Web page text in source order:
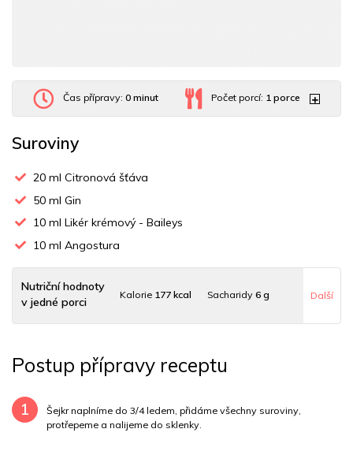
Čas přípravy: 0 minut Počet porcí: 1 porce
Suroviny
20 ml Citronová šťáva
50 ml Gin
10 ml Likér krémový - Baileys
10 ml Angostura
Nutriční hodnoty
v jedné porci
Kalorie 177 kcal Sacharidy 6 g
Uhlovodany 6 g Cholesterol0 mg Draslík
Vláknina160 mg Vitamín A 160 mg
Další
Postup přípravy receptu
1
Šejkr naplníme do 3/4 ledem, přidáme všechny suroviny,
protřepeme a nalijeme do sklenky.